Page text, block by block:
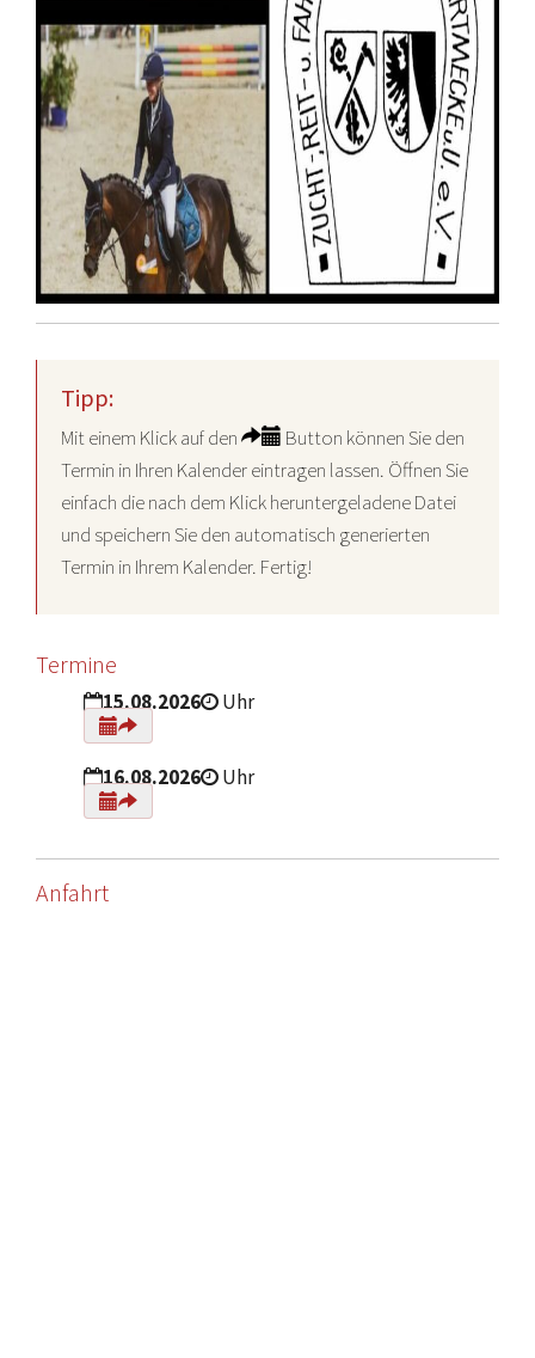
Tipp:
Mit einem Klick auf den
Button können Sie den
Termin in Ihren Kalender eintragen lassen. Öffnen Sie
einfach die nach dem Klick heruntergeladene Datei
und speichern Sie den automatisch generierten
Termin in Ihrem Kalender. Fertig!
Termine
15.08.2026 Uhr
16.08.2026 Uhr
Anfahrt